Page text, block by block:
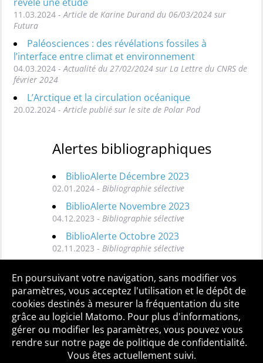
11.03.2024 - Article de Karine Durand du 06/03/2024 sur
Futura
Paléosciences : des révélations fossiles à
l’interface entre climat et environnement
04.03.2024 - Actualité du 27/02/2024 sur La Lettre du CNRS de
février 2024
L’Arctique et la circulation océanique
20.02.2024 - Article publié sur le site de Polar Pod
Alertes bibliographiques
BiblioAlerte Décembre 2023
02.01.2024 - Bibliographie sélective
BiblioAlerte Novembre 2023
04.12.2023 - Bibliographie sélective
BiblioAlerte Octobre 2023
02.11.2023 - Bibliographie sélective
Toutes les BiblioAlertes
Qui sommes-nous ? Mentions légales
Accessibilité
Politique de confidentialité
Contact
En poursuivant votre navigation, sans modifier vos
paramètres, vous acceptez l'utilisation et le dépôt de
cookies destinés à mesurer la fréquentation du site
grâce au logiciel Matomo. Pour plus d'informations,
gérer ou modifier les paramètres, vous pouvez vous
rendre sur notre page de politique de confidentialité.
Vous êtes actuellement suivi.